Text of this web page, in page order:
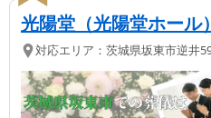
光陽堂（光陽堂ホール）
対応エリア： 茨城県坂東市逆井